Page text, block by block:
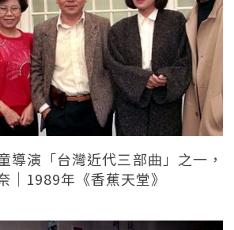
導演「台灣近代三部曲」之一，
｜1989年《香蕉天堂》